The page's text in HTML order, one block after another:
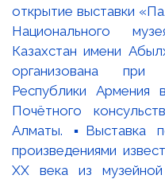
открытие выставки
Национального
Казахстан имени
организована при
Республики Армения
Почётного
Алматы. ▪️Выставка
произведениями
XX века из